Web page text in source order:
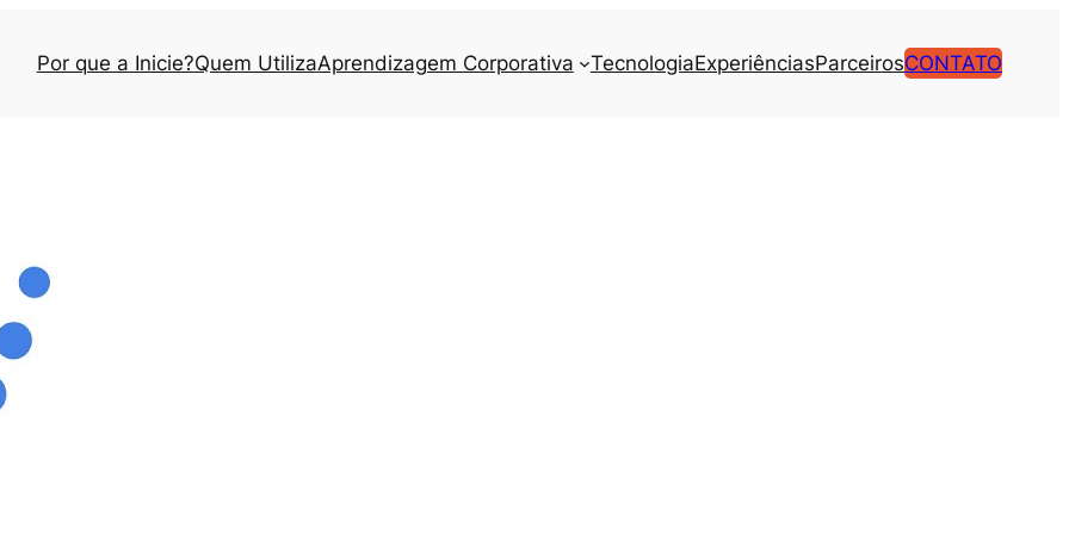
Por que a Inicie?Quem UtilizaAprendizagem Corporativa TecnologiaExperiênciasParceirosCONTATO